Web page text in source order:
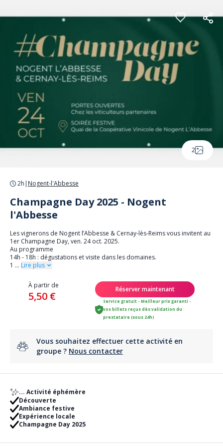
2
2h | Nogent-l'Abbesse
Champagne Day 2025 - Nogent
l'Abbesse
Les vignerons de Nogent l’Abbesse & Cernay-lès-Reims vous invitent au
1er Champagne Day, ven. 24 oct. 2025.
Au programme
14h - 18h : dégustations et visite dans les domaines.
1 ... Lire plus
À partir de
5,50 €
Réserver maintenant
Service gratuit - Meilleur prix garanti -
vos billets reçus dès validation du
prestataire (sous 24h)
Vous souhaitez effectuer cette activité en
groupe ? Nous contacter
... Activité éphémère
Découverte
Ambiance festive
Expérience locale
Champagne Day 2025